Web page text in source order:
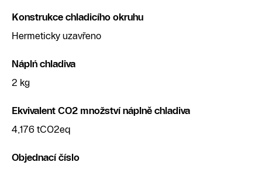
Konstrukce chladicího okruhu
Hermeticky uzavřeno
Náplń chladiva
2 kg
Ekvivalent CO2 množství náplně chladiva
4,176 tCO2eq
Objednací číslo